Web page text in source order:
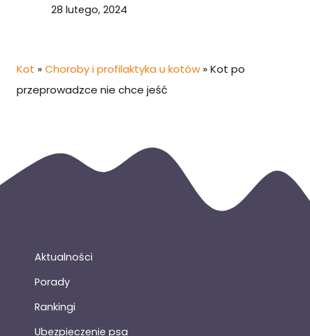
28 lutego, 2024
Kot » Choroby i profilaktyka u kotów » Kot po
przeprowadzce nie chce jeść
Aktualności
Porady
Rankingi
Ubezpieczenie psa